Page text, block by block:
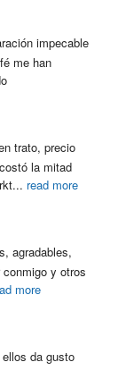
impecable
me han
trato, precio
la mitad
... read more
agradables,
y otros
more
da gusto